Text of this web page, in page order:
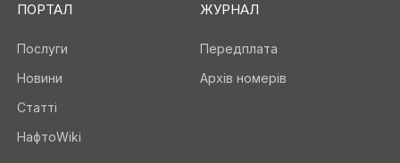
ПОРТАЛ
Послуги
Новини
Статті
НафтоWiki
ЖУРНАЛ
Передплата
Архів номерів